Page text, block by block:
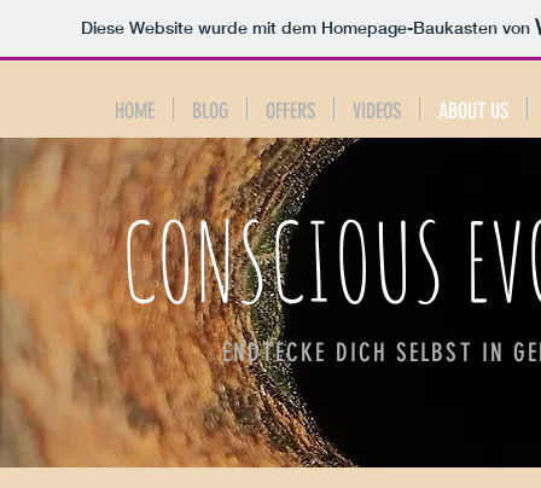
Diese Website wurde mit dem Homepage-Baukasten von
HOME BLOG OFFERS VIDEOS ABOUT US
CONSCIOUS
ENDTECKE DICH SELBST IN